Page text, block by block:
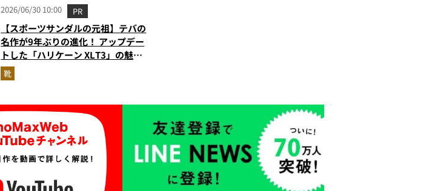
2026/06/30 10:00 PR
【スポーツサンダルの元祖】テバの
名作が9年ぶりの進化！ アップデー
トした「ハリケーン XLT3」の魅力
を識者があらゆる角度から徹底解
説！
靴